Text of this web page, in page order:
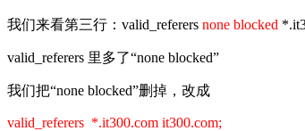
我们来看第三行：valid_referers none blocked
valid_referers 里多了“none blocked”
我们把“none blocked”删掉，改成
valid_referers *.it300.com it300.com;